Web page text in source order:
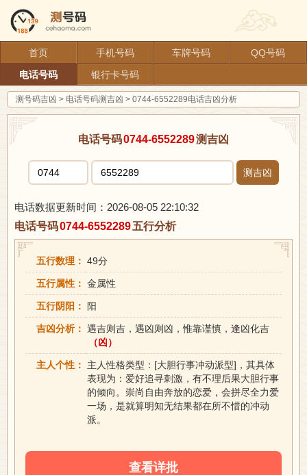
首页 手机号码 车牌号码
QQ号码
电话号码
银行卡号码
测号码吉凶 > 电话号码测吉凶 > 0744-6552289电话吉凶分析
电话号码0744-6552289测吉凶
测吉凶
电话数据更新时间：2026-08-05 22:10:32
电话号码0744-6552289五行分析
五行数理： 49分
五行属性： 金属性
五行阴阳： 阳
吉凶分析： 遇吉则吉，遇凶则凶，惟靠谨慎，逢凶化吉
（凶）
主人个性：
主人性格类型：[大胆行事冲动派型]，其具体
表现为：爱好追寻刺激，有不理后果大胆行事
的倾向。崇尚自由奔放的恋爱，会拼尽全力爱
一场，是就算明知无结果都在所不惜的冲动
派。
查看详批